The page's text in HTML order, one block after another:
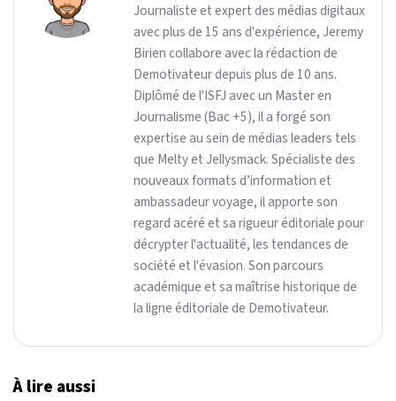
Journaliste et expert des médias digitaux
avec plus de 15 ans d'expérience, Jeremy
Birien collabore avec la rédaction de
Demotivateur depuis plus de 10 ans.
Diplômé de l'ISFJ avec un Master en
Journalisme (Bac +5), il a forgé son
expertise au sein de médias leaders tels
que Melty et Jellysmack. Spécialiste des
nouveaux formats d’information et
ambassadeur voyage, il apporte son
regard acéré et sa rigueur éditoriale pour
décrypter l'actualité, les tendances de
société et l'évasion. Son parcours
académique et sa maîtrise historique de
la ligne éditoriale de Demotivateur.
À lire aussi